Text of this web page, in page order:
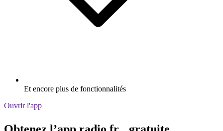
Et encore plus de fonctionnalités
Ouvrir l'app